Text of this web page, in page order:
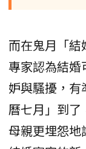
而在鬼月「
專家認為結婚
妒與騷擾，
曆七月」到了
母親更埋怨地